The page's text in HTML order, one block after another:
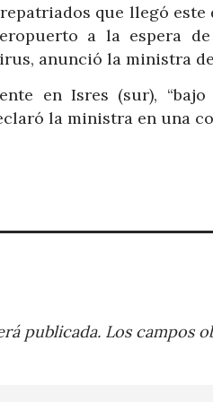
que llegó
a la espera
anunció la ministra
en Isres (sur),
la ministra en una
publicada. Los campos